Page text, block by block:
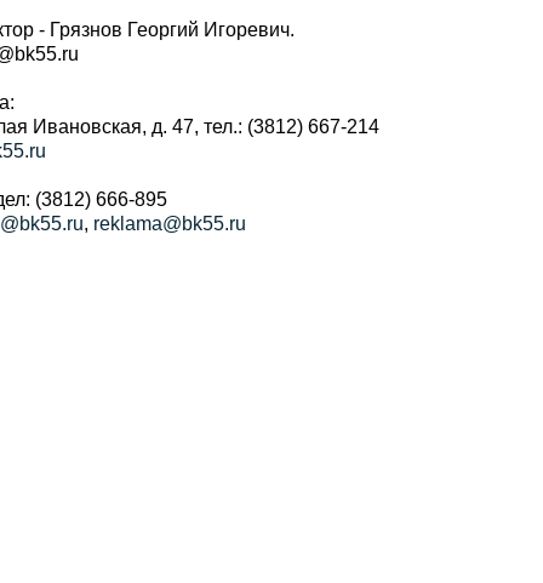
- Грязнов Георгий Игоревич.
Ивановская, д. 47, тел.: (3812) 667-214
(3812) 666-895
, reklama@bk55.ru